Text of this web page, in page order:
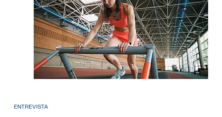
ENTREVISTA